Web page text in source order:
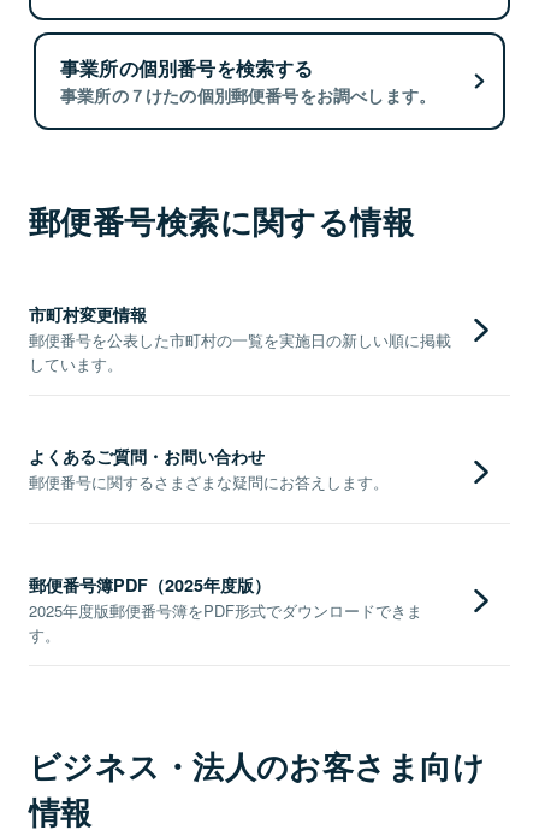
事業所の個別番号を検索する
事業所の７けたの個別郵便番号をお調べします。
郵便番号検索に関する情報
市町村変更情報
郵便番号を公表した市町村の一覧を実施日の新しい順に掲載
しています。
よくあるご質問・お問い合わせ
郵便番号に関するさまざまな疑問にお答えします。
郵便番号簿PDF（2025年度版）
2025年度版郵便番号簿をPDF形式でダウンロードできま
す。
ビジネス・法人のお客さま向け
情報